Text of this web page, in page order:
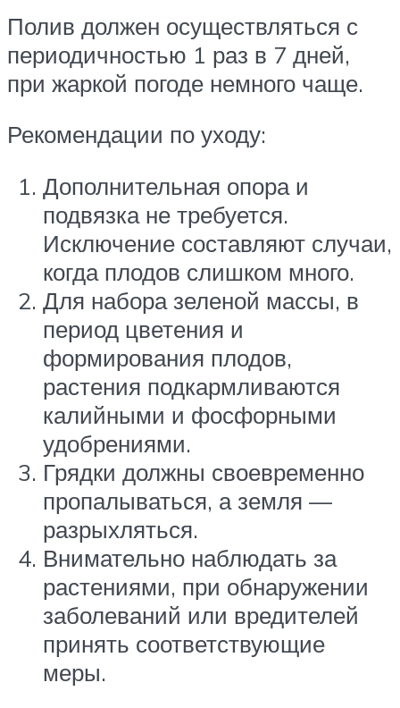
Полив должен осуществляться с
периодичностью 1 раз в 7 дней,
при жаркой погоде немного чаще.
Рекомендации по уходу:
Дополнительная опора и
подвязка не требуется.
Исключение составляют случаи,
когда плодов слишком много.
Для набора зеленой массы, в
период цветения и
формирования плодов,
растения подкармливаются
калийными и фосфорными
удобрениями.
Грядки должны своевременно
пропалываться, а земля —
разрыхляться.
Внимательно наблюдать за
растениями, при обнаружении
заболеваний или вредителей
принять соответствующие
меры.